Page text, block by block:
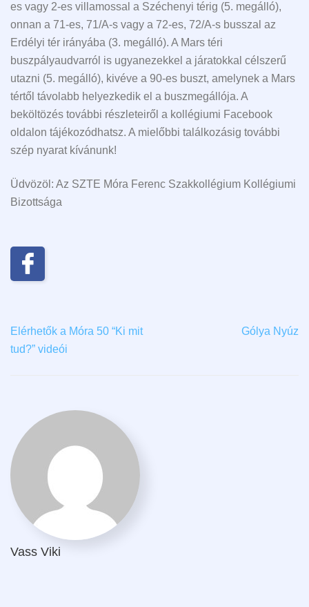
es vagy 2-es villamossal a Széchenyi térig (5. megálló),
onnan a 71-es, 71/A-s vagy a 72-es, 72/A-s busszal az
Erdélyi tér irányába (3. megálló). A Mars téri
buszpályaudvarról is ugyanezekkel a járatokkal célszerű
utazni (5. megálló), kivéve a 90-es buszt, amelynek a Mars
tértől távolabb helyezkedik el a buszmegállója. A
beköltözés további részleteiről a kollégiumi Facebook
oldalon tájékozódhatsz. A mielőbbi találkozásig további
szép nyarat kívánunk!
Üdvözöl: Az SZTE Móra Ferenc Szakkollégium Kollégiumi
Bizottsága
Elérhetők a Móra 50 “Ki mit
tud?” videói
Gólya Nyúz
Vass Viki